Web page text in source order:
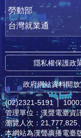
勞動部
台灣就業通
隱私權保護政
政府網站資料開
(02)2321-5191 │
管理單位：漢聲電臺資
瀏覽人次：21,777,825
本網站為漢聲廣播電臺